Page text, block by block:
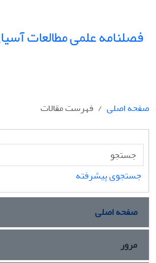
فصلنامه علمی مطالعات
صفحه اصلی
فهرست مقالات
جستجوی پیشرفته
صفحه اصلی
مرور